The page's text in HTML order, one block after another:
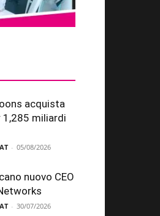
acquista
1,285 miliardi
- 05/08/2026
nuovo CEO
- 30/07/2026